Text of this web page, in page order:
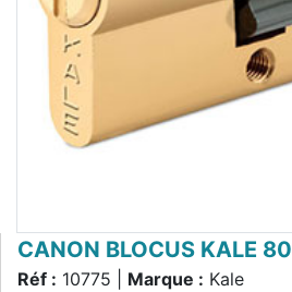
CANON BLOCUS KALE 80
Réf : 10775 | Marque : Kale